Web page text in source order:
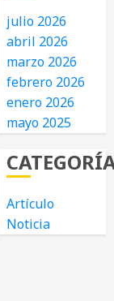
julio 2026
abril 2026
marzo 2026
febrero 2026
enero 2026
mayo 2025
Artículo
Noticia